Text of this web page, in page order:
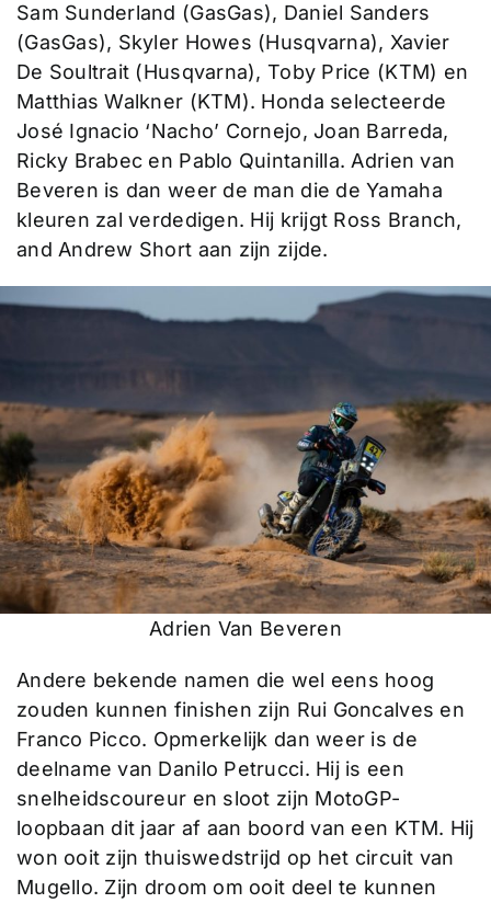
Sam Sunderland (GasGas), Daniel Sanders
(GasGas), Skyler Howes (Husqvarna), Xavier
De Soultrait (Husqvarna), Toby Price (KTM) en
Matthias Walkner (KTM). Honda selecteerde
José Ignacio ‘Nacho’ Cornejo, Joan Barreda,
Ricky Brabec en Pablo Quintanilla. Adrien van
Beveren is dan weer de man die de Yamaha
kleuren zal verdedigen. Hij krijgt Ross Branch,
and Andrew Short aan zijn zijde.
Adrien Van Beveren
Andere bekende namen die wel eens hoog
zouden kunnen finishen zijn Rui Goncalves en
Franco Picco. Opmerkelijk dan weer is de
deelname van Danilo Petrucci. Hij is een
snelheidscoureur en sloot zijn MotoGP-
loopbaan dit jaar af aan boord van een KTM. Hij
won ooit zijn thuiswedstrijd op het circuit van
Mugello. Zijn droom om ooit deel te kunnen